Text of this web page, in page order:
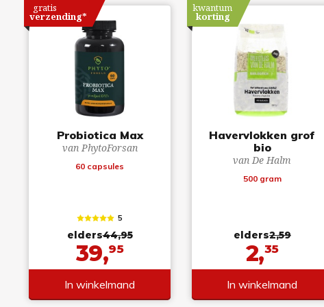
Probiotica Max
van PhytoForsan
60 capsules
gratis
verzending*
5
elders44,95
39,95
In winkelmand
Havervlokken grof
bio
van De Halm
500 gram
kwantum
korting
elders2,59
2,35
In winkelmand